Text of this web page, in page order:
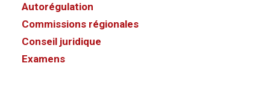
Autorégulation
Commissions régionales
Conseil juridique
Examens